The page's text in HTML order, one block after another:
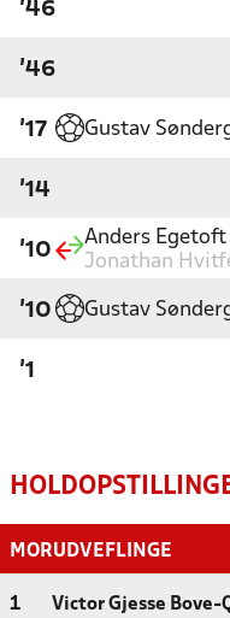
'46
'46
'17 Gustav
'14
'10
Anders Egetoft
Jonathan
'10 Gustav
'1
MORUDVEFLINGE
1 Victor Gjesse Bove-